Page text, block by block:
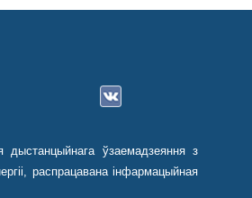
дыстанцыйнага ўзаемадзеяння з
распрацавана інфармацыйная